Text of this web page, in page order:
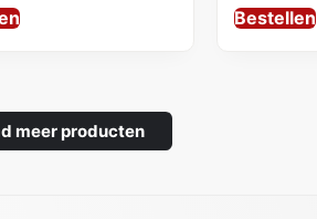
Bestellen
meer producten